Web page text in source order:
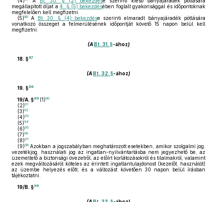
megállapított díjat a4. § (5) bekezdésében foglalt gyakorisággal és időpontoknak
megfelelően kell megfizetni.
(5)86 A Bt. 30. § (4) bekezdése szerinti elmaradt bányajáradék pótlására
vonatkozó összeget a felmerülésének időpontját követő 15 napon belül kell
megfizetni.
(ABt. 31. §-ához)
18. §87
(ABt. 32. §-ához)
19. §88
19/A. §89 (1)90
(2)91
(3)92
(4)93
(5)94
(6)95
(7)96
(8)97
(9)98 Azokban a jogszabályban meghatározott esetekben, amikor szolgalmi jog,
vezetékjog, használati jog az ingatlan-nyilvántartásba nem jegyezhető be, az
üzemeltető a biztonsági övezetről, az előírt korlátozásokról és tilalmakról, valamint
ezek megváltozásáról köteles az érintett ingatlantulajdonost (kezelőt, használót)
az üzembe helyezés előtt, és a változást követően 30 napon belül írásban
tájékoztatni.
19/B. §99